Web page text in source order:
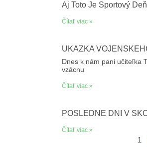
Aj Toto Je Športový
Čítať viac »
UKÁŽKA
Dnes k nám pani učiteľka
vzácnu
Čítať viac »
POSLEDNÉ DNI V
Čítať viac »
1